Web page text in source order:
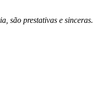
são prestativas e sinceras.